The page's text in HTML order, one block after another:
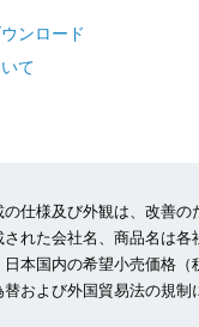
ンロード
て
仕様及び外観は、改善
れた会社名、商品名は
本国内の希望小売価格（
および外国貿易法の規